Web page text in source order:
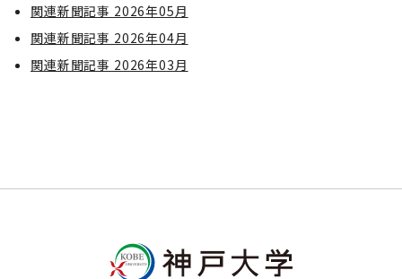
関連新聞記事 2026年05月
関連新聞記事 2026年04月
関連新聞記事 2026年03月